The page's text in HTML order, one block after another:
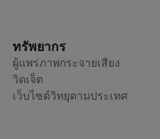
ทรัพยากร
ผู้แพร่ภาพกระจายเสียง
วิดเจ็ต
เว็บไซต์วิทยุตามประเทศ